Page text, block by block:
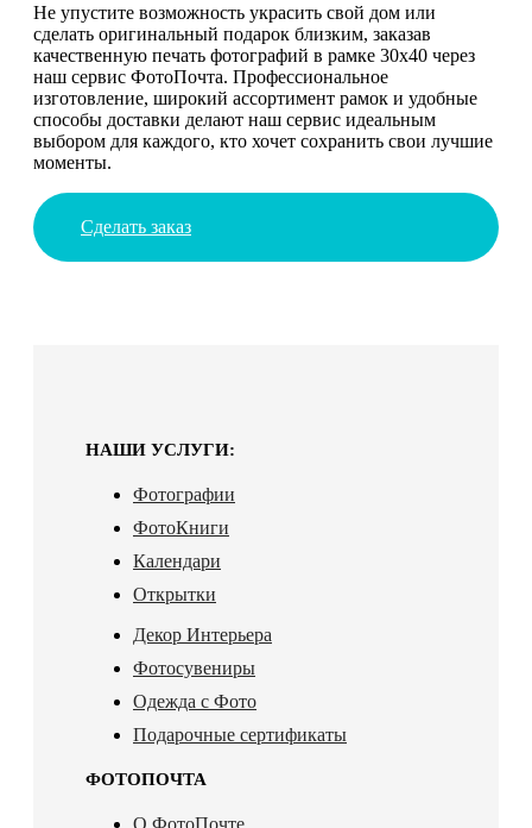
Не упустите возможность украсить свой дом или
сделать оригинальный подарок близким, заказав
качественную печать фотографий в рамке 30х40 через
наш сервис ФотоПочта. Профессиональное
изготовление, широкий ассортимент рамок и удобные
способы доставки делают наш сервис идеальным
выбором для каждого, кто хочет сохранить свои лучшие
моменты.
Сделать заказ
НАШИ УСЛУГИ:
Фотографии
ФотоКниги
Календари
Открытки
Декор Интерьера
Фотосувениры
Одежда с Фото
Подарочные сертификаты
ФОТОПОЧТА
О ФотоПочте